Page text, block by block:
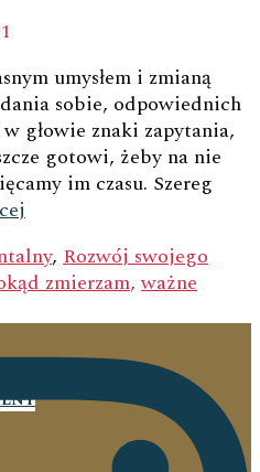
umysłem i zmianą
sobie, odpowiednich
głowie znaki zapytania,
gotowi, żeby na nie
im czasu. Szereg
, Rozwój swojego
zmierzam,ważne